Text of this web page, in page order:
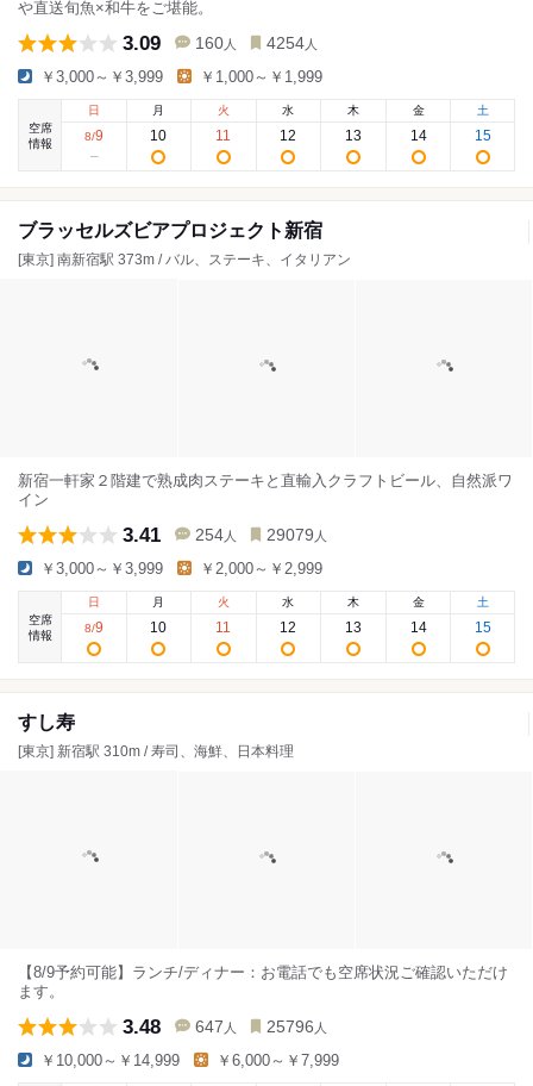
や直送旬魚×和牛をご堪能。
3.09 160 人 4254 人
￥3,000～￥3,999 ￥1,000～￥1,999
空席
情報
日
8/9
月
10
火
11
水
12
木
13
金
14
土
15
ブラッセルズビアプロジェクト新宿
[東京] 南新宿駅 373m / バル、ステーキ、イタリアン
新宿一軒家２階建で熟成肉ステーキと直輸入クラフトビール、自然派ワ
イン
3.41 254 人 29079 人
￥3,000～￥3,999 ￥2,000～￥2,999
空席
情報
日
8/9
月
10
火
11
水
12
木
13
金
14
土
15
すし寿
[東京] 新宿駅 310m / 寿司、海鮮、日本料理
【8/9予約可能】ランチ/ディナー：お電話でも空席状況ご確認いただけ
ます。
3.48 647 人 25796 人
￥10,000～￥14,999 ￥6,000～￥7,999